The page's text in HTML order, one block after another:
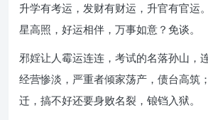
升学有考运，发财有财运，升官有官运
星高照，好运相伴，万事如意？免谈。
邪婬让人霉运连连，考试的名落孙山，
经营惨淡，严重者倾家荡产，债台高筑
迁，搞不好还要身败名裂，锒铛入狱。